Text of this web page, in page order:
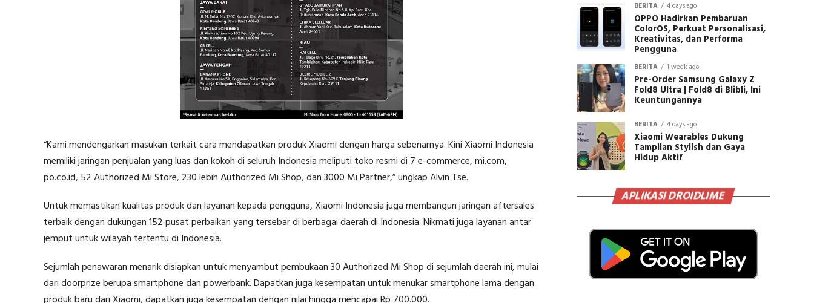
“Kami mendengarkan masukan terkait cara mendapatkan produk Xiaomi dengan harga sebenarnya. Kini Xiaomi Indonesia
memiliki jaringan penjualan yang luas dan kokoh di seluruh Indonesia meliputi toko resmi di 7 e-commerce, mi.com,
po.co.id, 52 Authorized Mi Store, 230 lebih Authorized Mi Shop, dan 3000 Mi Partner,” ungkap Alvin Tse.
Untuk memastikan kualitas produk dan layanan kepada pengguna, Xiaomi Indonesia juga membangun jaringan aftersales
terbaik dengan dukungan 152 pusat perbaikan yang tersebar di berbagai daerah di Indonesia. Nikmati juga layanan antar
jemput untuk wilayah tertentu di Indonesia.
Sejumlah penawaran menarik disiapkan untuk menyambut pembukaan 30 Authorized Mi Shop di sejumlah daerah ini, mulai
dari doorprize berupa smartphone dan powerbank. Dapatkan juga kesempatan untuk menukar smartphone lama dengan
produk baru dari Xiaomi, dapatkan juga kesempatan dengan nilai hingga mencapai Rp 700.000.
BERITA 4 days ago
OPPO Hadirkan Pembaruan
ColorOS, Perkuat Personalisasi,
Kreativitas, dan Performa
Pengguna
BERITA 1 week ago
Pre-Order Samsung Galaxy Z
Fold8 Ultra | Fold8 di Blibli, Ini
Keuntungannya
BERITA 4 days ago
Xiaomi Wearables Dukung
Tampilan Stylish dan Gaya
Hidup Aktif
APLIKASI DROIDLIME